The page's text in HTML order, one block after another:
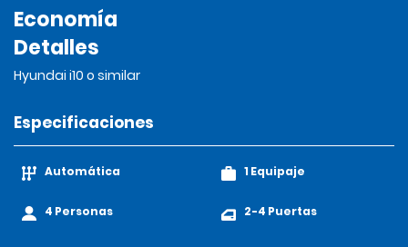
Economía
Detalles
Hyundai i10 o similar
Especificaciones
Automática
4 Personas
1 Equipaje
2-4 Puertas